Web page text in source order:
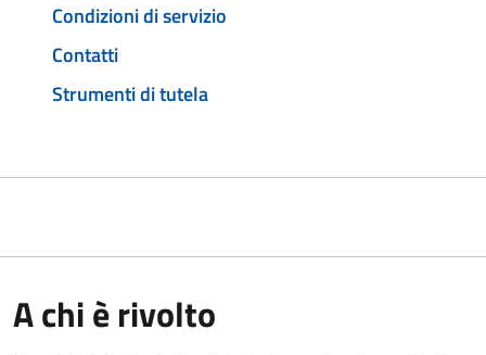
Condizioni di servizio
Contatti
Strumenti di tutela
A chi è rivolto